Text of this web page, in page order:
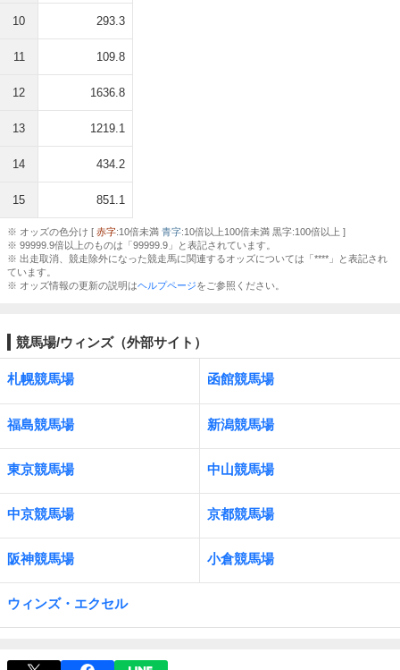
10 293.3
11 109.8
12 1636.8
13 1219.1
14 434.2
15 851.1
※ オッズの色分け [ 赤字:10倍未満 青字:10倍以上100倍未満 黒字:100倍以上 ]
※ 99999.9倍以上のものは「99999.9」と表記されています。
※ 出走取消、競走除外になった競走馬に関連するオッズについては「****」と表記され
ています。
※ オッズ情報の更新の説明はヘルプページをご参照ください。
競馬場/ウィンズ（外部サイト）
札幌競馬場 函館競馬場
福島競馬場 新潟競馬場
東京競馬場 中山競馬場
中京競馬場 京都競馬場
阪神競馬場 小倉競馬場
ウィンズ・エクセル